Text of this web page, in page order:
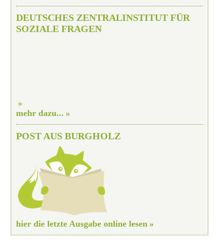
DEUTSCHES ZENTRALINSTITUT FÜR
SOZIALE FRAGEN
mehr dazu...
POST AUS BURGHOLZ
hier die letzte Ausgabe online lesen